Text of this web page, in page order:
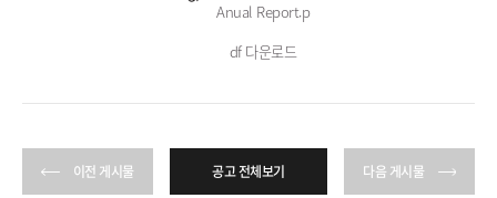
Anual Report.p
df 다운로드
이전 게시물 공고 전체보기 다음 게시물